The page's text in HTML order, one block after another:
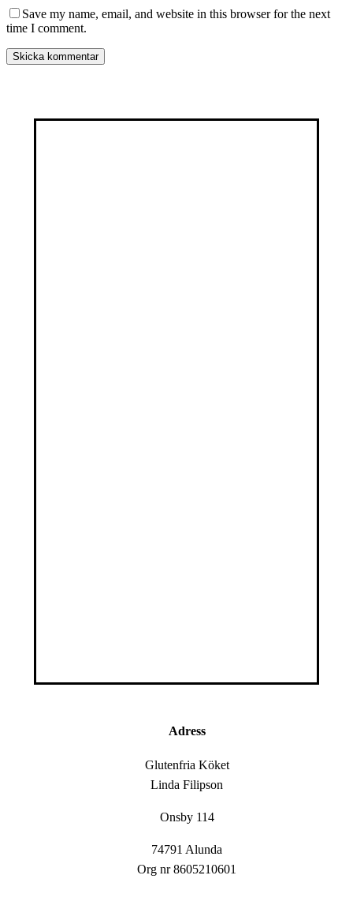
Save my name, email, and website in this browser for the next
time I comment.
Adress
Glutenfria Köket
Linda Filipson
Onsby 114
74791 Alunda
Org nr 8605210601